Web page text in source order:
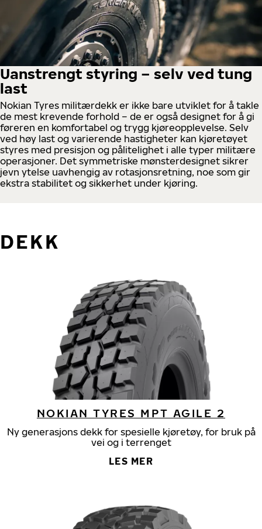
Uanstrengt styring – selv ved tung
last
Nokian Tyres militærdekk er ikke bare utviklet for å takle
de mest krevende forhold – de er også designet for å gi
føreren en komfortabel og trygg kjøreopplevelse. Selv
ved høy last og varierende hastigheter kan kjøretøyet
styres med presisjon og pålitelighet i alle typer militære
operasjoner. Det symmetriske mønsterdesignet sikrer
jevn ytelse uavhengig av rotasjonsretning, noe som gir
ekstra stabilitet og sikkerhet under kjøring.
DEKK
NOKIAN TYRES MPT AGILE 2
Ny generasjons dekk for spesielle kjøretøy, for bruk på
vei og i terrenget
LES MER